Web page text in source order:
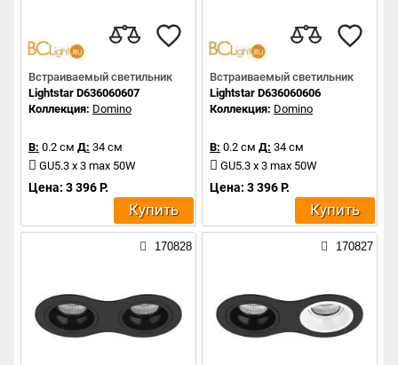
Встраиваемый светильник
Lightstar D636060607
Коллекция: Domino
В: 0.2 см Д: 34 см
GU5.3 x 3 max 50W
Цена: 3 396 Р.
Купить
Встраиваемый светильник
Lightstar D636060606
Коллекция: Domino
В: 0.2 см Д: 34 см
GU5.3 x 3 max 50W
Цена: 3 396 Р.
Купить
170828 170827